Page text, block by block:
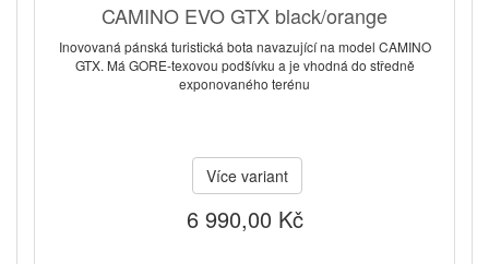
CAMINO EVO GTX black/orange
Inovovaná pánská turistická bota navazující na model CAMINO
GTX. Má GORE-texovou podšívku a je vhodná do středně
exponovaného terénu
Více variant
6 990,00 Kč